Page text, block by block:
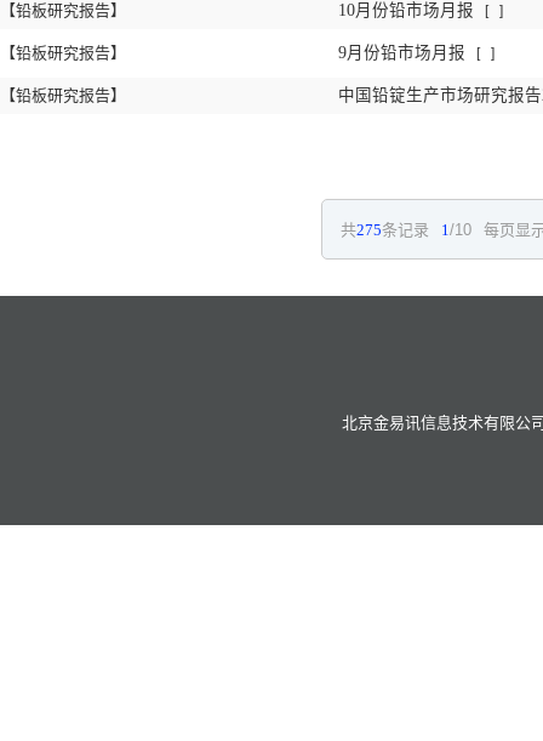
【铅板研究报告】
【铅板研究报告】
【铅板研究报告】
10月份铅市场月报 [ ]
9月份铅市场月报 [ ]
中国铅锭生产市场研究报
共275条记录 1/10 每页显
北京金易讯信息技术有限公